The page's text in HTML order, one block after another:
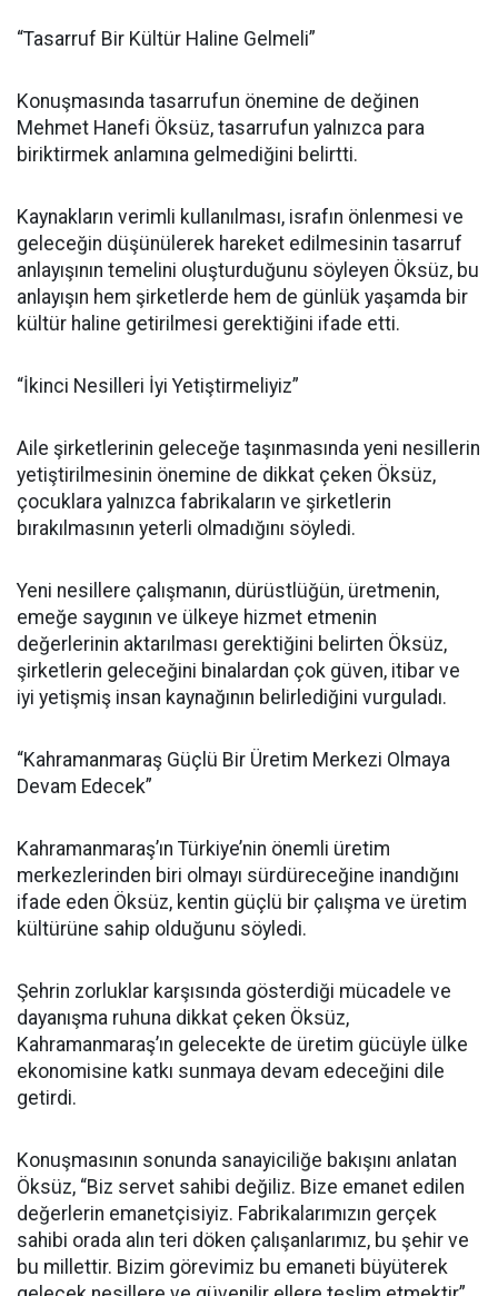
“Tasarruf Bir Kültür Haline Gelmeli”
Konuşmasında tasarrufun önemine de değinen
Mehmet Hanefi Öksüz, tasarrufun yalnızca para
biriktirmek anlamına gelmediğini belirtti.
Kaynakların verimli kullanılması, israfın önlenmesi ve
geleceğin düşünülerek hareket edilmesinin tasarruf
anlayışının temelini oluşturduğunu söyleyen Öksüz, bu
anlayışın hem şirketlerde hem de günlük yaşamda bir
kültür haline getirilmesi gerektiğini ifade etti.
“İkinci Nesilleri İyi Yetiştirmeliyiz”
Aile şirketlerinin geleceğe taşınmasında yeni nesillerin
yetiştirilmesinin önemine de dikkat çeken Öksüz,
çocuklara yalnızca fabrikaların ve şirketlerin
bırakılmasının yeterli olmadığını söyledi.
Yeni nesillere çalışmanın, dürüstlüğün, üretmenin,
emeğe saygının ve ülkeye hizmet etmenin
değerlerinin aktarılması gerektiğini belirten Öksüz,
şirketlerin geleceğini binalardan çok güven, itibar ve
iyi yetişmiş insan kaynağının belirlediğini vurguladı.
“Kahramanmaraş Güçlü Bir Üretim Merkezi Olmaya
Devam Edecek”
Kahramanmaraş’ın Türkiye’nin önemli üretim
merkezlerinden biri olmayı sürdüreceğine inandığını
ifade eden Öksüz, kentin güçlü bir çalışma ve üretim
kültürüne sahip olduğunu söyledi.
Şehrin zorluklar karşısında gösterdiği mücadele ve
dayanışma ruhuna dikkat çeken Öksüz,
Kahramanmaraş’ın gelecekte de üretim gücüyle ülke
ekonomisine katkı sunmaya devam edeceğini dile
getirdi.
Konuşmasının sonunda sanayiciliğe bakışını anlatan
Öksüz, “Biz servet sahibi değiliz. Bize emanet edilen
değerlerin emanetçisiyiz. Fabrikalarımızın gerçek
sahibi orada alın teri döken çalışanlarımız, bu şehir ve
bu millettir. Bizim görevimiz bu emaneti büyüterek